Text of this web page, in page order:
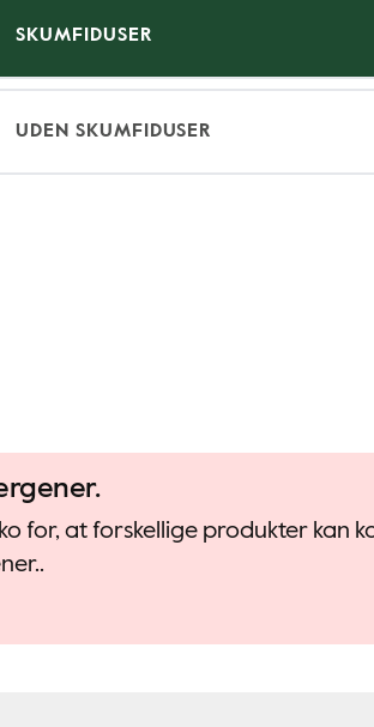
SKUMFIDUSER
UDEN SKUMFIDUSER
for, at forskellige produkter kan